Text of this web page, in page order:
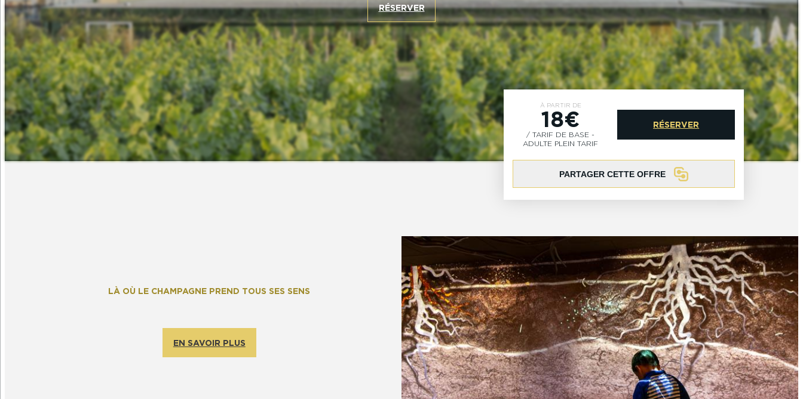
RÉSERVER
À PARTIR DE
18€
/ TARIF DE BASE -
ADULTE PLEIN TARIF
RÉSERVER
PARTAGER CETTE OFFRE
LÀ OÙ LE CHAMPAGNE PREND TOUS SES SENS
EN SAVOIR PLUS